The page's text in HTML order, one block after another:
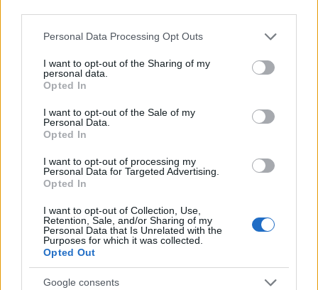
Please note that this website/app uses one or more Google
not limited to your visit or usage behaviour. You may click to
grant or deny consent to Google and its third-party tags to
use your data for below specified purposes in below Google
consent section.
Personal Data Processing Opt Outs
I want to opt-out of the Sharing of my
personal data.
Opted In
I want to opt-out of the Sale of my
Personal Data.
Opted In
I want to opt-out of processing my
Personal Data for Targeted Advertising.
Opted In
I want to opt-out of Collection, Use,
Retention, Sale, and/or Sharing of my
Personal Data that Is Unrelated with the
Purposes for which it was collected.
Opted Out
Google consents
Petrolio in calo: Brent a 88.9 dollari, ribassi diffusi tra le
materie prime
NEWS